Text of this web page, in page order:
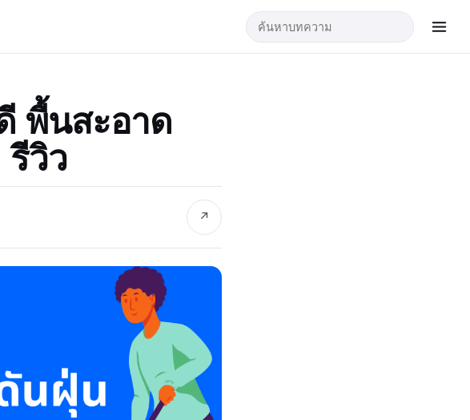
พื้นสะอาด
รีวิว
↗